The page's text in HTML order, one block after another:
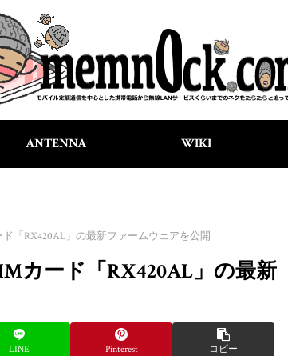
ANTENNA WIKI
「RX420AL」の最新ファームウェアを公開
カード「RX420AL」の最新
LINE Pinterest コピー